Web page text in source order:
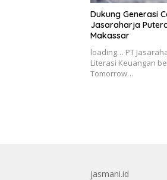
Dukung Generasi
Jasaraharja
Makassar
loading… PT
Literasi Keuangan
Tomorrow…
jasmani.id